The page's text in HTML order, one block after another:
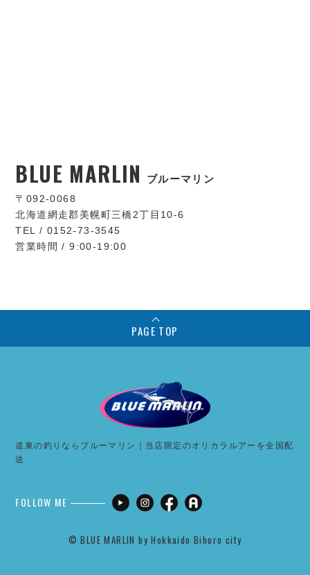
BLUE MARLIN ブルーマリン
〒092-0068
北海道網走郡美幌町三橋2丁目10-6
TEL / 0152-73-3545
営業時間 / 9:00-19:00
PAGE TOP
道東の釣りならブルーマリン｜当店限定のオリカラルアーを全国配
送
FOLLOW ME
©︎ BLUE MARLIN by Hokkaido Bihoro city